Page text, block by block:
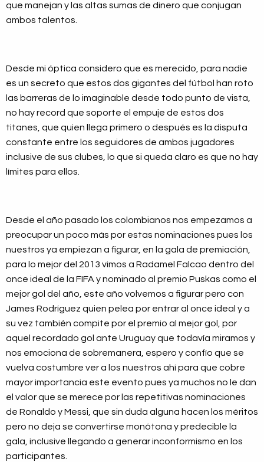
que manejan y las altas sumas de dinero que conjugan
ambos talentos.
Desde mi óptica considero que es merecido, para nadie
es un secreto que estos dos gigantes del fútbol han roto
las barreras de lo imaginable desde todo punto de vista,
no hay record que soporte el empuje de estos dos
titanes, que quien llega primero o después es la disputa
constante entre los seguidores de ambos jugadores
inclusive de sus clubes, lo que si queda claro es que no hay
límites para ellos.
Desde el año pasado los colombianos nos empezamos a
preocupar un poco más por estas nominaciones pues los
nuestros ya empiezan a figurar, en la gala de premiación,
para lo mejor del 2013 vimos a Radamel Falcao dentro del
once ideal de la FIFA y nominado al premio Puskas como el
mejor gol del año, este año volvemos a figurar pero con
James Rodríguez quien pelea por entrar al once ideal y a
su vez también compite por el premio al mejor gol, por
aquel recordado gol ante Uruguay que todavía miramos y
nos emociona de sobremanera, espero y confío que se
vuelva costumbre ver a los nuestros ahí para que cobre
mayor importancia este evento pues ya muchos no le dan
el valor que se merece por las repetitivas nominaciones
de Ronaldo y Messi, que sin duda alguna hacen los méritos
pero no deja se convertirse monótona y predecible la
gala, inclusive llegando a generar inconformismo en los
participantes.